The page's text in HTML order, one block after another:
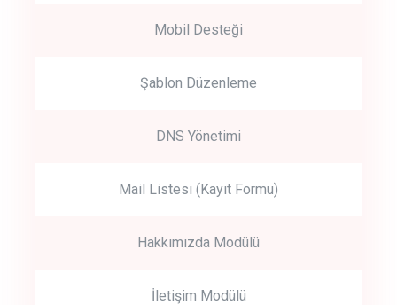
Mobil Desteği
Şablon Düzenleme
DNS Yönetimi
Mail Listesi (Kayıt Formu)
Hakkımızda Modülü
İletişim Modülü